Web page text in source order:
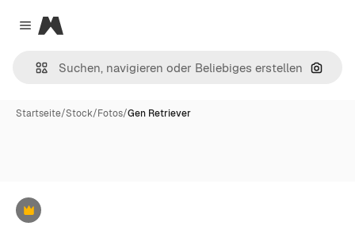
Close menu
Magnific
Nach
Startseite/Stock/Fotos/Gen Retriever
Premium